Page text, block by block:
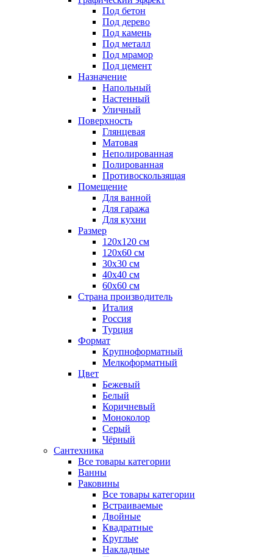
Под бетон
Под дерево
Под камень
Под металл
Под мрамор
Под цемент
Назначение
Напольный
Настенный
Уличный
Поверхность
Глянцевая
Матовая
Неполированная
Полированная
Противоскользящая
Помещение
Для ванной
Для гаража
Для кухни
Размер
120x120 см
120x60 см
30x30 см
40x40 см
60x60 см
Страна производитель
Италия
Россия
Турция
Формат
Крупноформатный
Мелкоформатный
Цвет
Бежевый
Белый
Коричневый
Моноколор
Серый
Чёрный
Сантехника
Все товары категории
Ванны
Раковины
Все товары категории
Встраиваемые
Двойные
Квадратные
Круглые
Накладные